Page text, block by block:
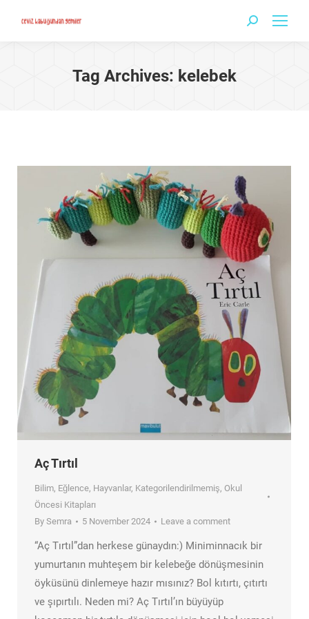
Search:
Tag Archives: kelebek
Aç Tırtıl
Bilim, Eğlence, Hayvanlar, Kategorilendirilmemiş, Okul
Öncesi Kitapları
By Semra 5 November 2024 Leave a comment
“Aç Tırtıl”dan herkese günaydın:) Miniminnacık bir
yumurtanın muhteşem bir kelebeğe dönüşmesinin
öyküsünü dinlemeye hazır mısınız? Bol kıtırtı, çıtırtı
ve şıpırtılı. Neden mi? Aç Tırtıl’ın büyüyüp